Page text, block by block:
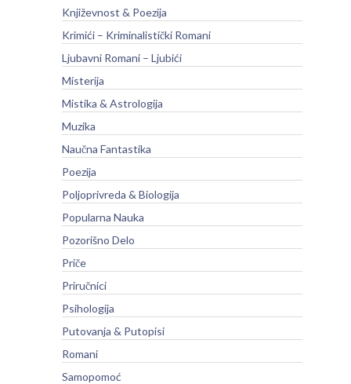
Književnost & Poezija
Krimići – Kriminalistički Romani
Ljubavni Romani – Ljubići
Misterija
Mistika & Astrologija
Muzika
Naučna Fantastika
Poezija
Poljoprivreda & Biologija
Popularna Nauka
Pozorišno Delo
Priče
Priručnici
Psihologija
Putovanja & Putopisi
Romani
Samopomoć